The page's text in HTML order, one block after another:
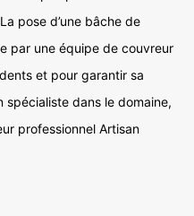
pose d’une bâche de
par une équipe de couvreur
et pour garantir sa
spécialiste dans le domaine,
professionnel Artisan